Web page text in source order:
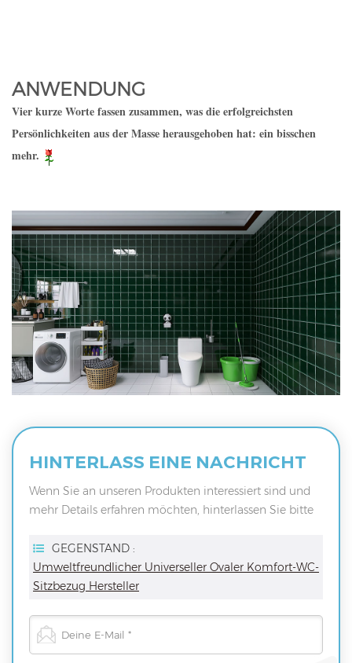
ANWENDUNG
Vier kurze Worte fassen zusammen, was die erfolgreichsten
Persönlichkeiten aus der Masse herausgehoben hat: ein bisschen
mehr.
HINTERLASS EINE NACHRICHT
Wenn Sie an unseren Produkten interessiert sind und
mehr Details erfahren möchten, hinterlassen Sie bitte
möglich antworten.
GEGENSTAND :
Umweltfreundlicher Universeller Ovaler Komfort-WC-
Sitzbezug Hersteller